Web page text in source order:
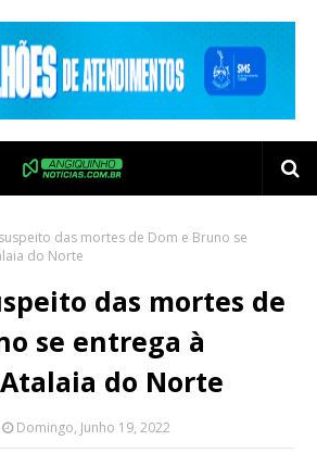
das mortes de Dom e Bruno se
do Norte
das mortes de
se entrega à
do Norte
Domingo, Junho 19, 2022